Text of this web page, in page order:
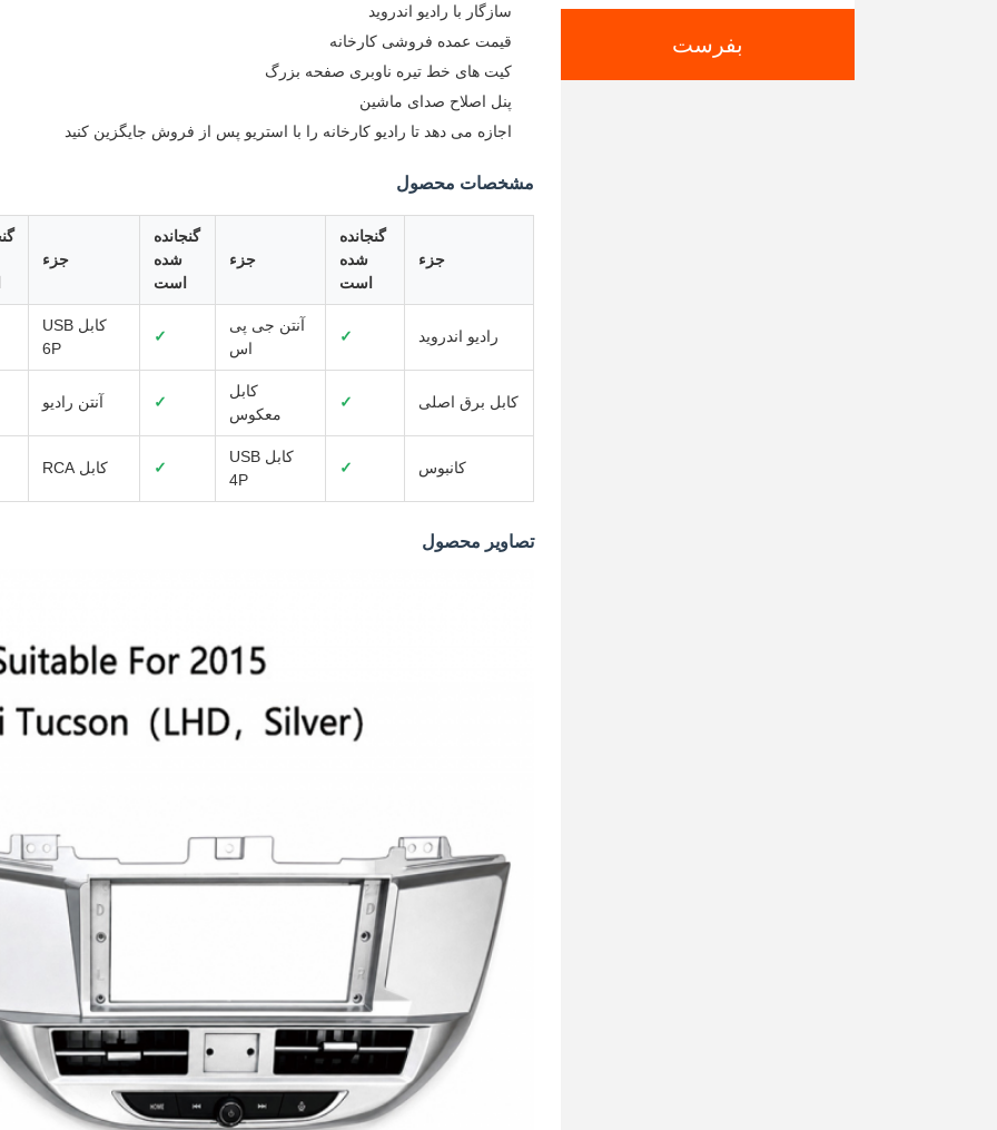
بفرست
سازگار با رادیو اندروید
قیمت عمده فروشی کارخانه
کیت های خط تیره ناوبری صفحه بزرگ
پنل اصلاح صدای ماشین
اجازه می دهد تا رادیو کارخانه را با استریو پس از فروش جایگزین کنید
مشخصات محصول
جزء
گنجانده
شده
است
جزء
گنجانده
شده
است
جزء
رادیو اندروید ✓
آنتن جی پی
اس
✓
کابل USB
6P
کابل برق اصلی ✓
کابل
معکوس
✓ آنتن رادیو
کانبوس ✓
کابل USB
4P
✓ کابل RCA
تصاویر محصول